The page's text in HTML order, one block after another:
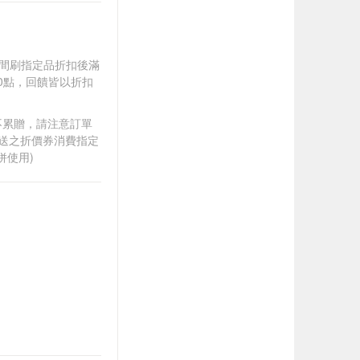
刷指定品折扣後滿
，回饋皆以折扣
贈，請注意訂單
之折價券消費指定
使用)